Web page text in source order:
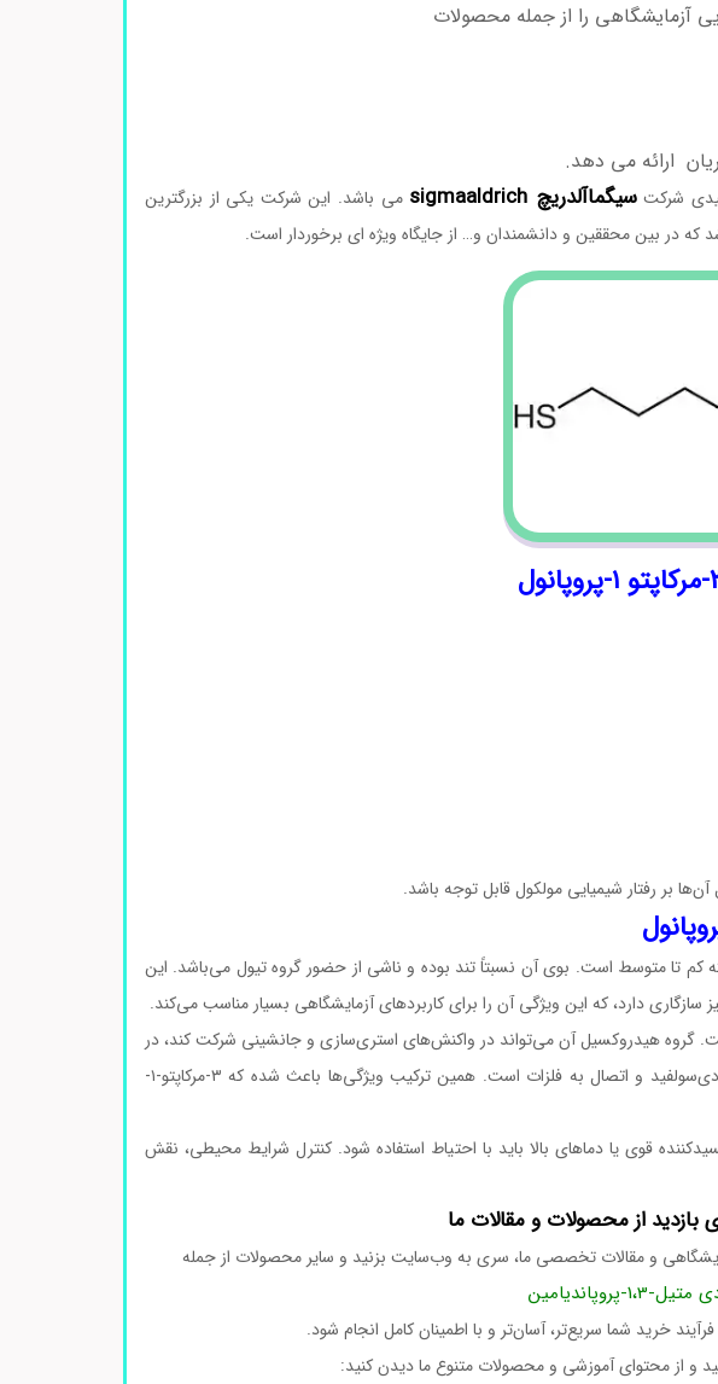
آزمایشگاهی را از جمله محصولات
ارائه می دهد.
شرکتسیگماآلدریچ sigmaaldrich
می باشد. این شرکت یکی از بزرگترین
در بین محققین و دانشمندان و… از جایگاه ویژه ای برخوردار است.
بر رفتار شیمیایی مولکول قابل توجه باشد.
کم تا متوسط است. بوی آن نسبتاً تند بوده و ناشی از حضور گروه تیول می‌باشد. این
دارد، که این ویژگی آن را برای کاربردهای آزمایشگاهی بسیار مناسب می‌کند.
گروه هیدروکسیل آن می‌تواند در واکنش‌های استری‌سازی و جانشینی شرکت کند، در
حالی که گروه تیول مستعد واکنش‌های اکسیداسیون، تشکیل دی‌سولفید و اتصال به فلزات است. همین ترکیب ویژگی‌ها باعث شده که ۳-مرکاپتو-۱-
قوی یا دماهای بالا باید با احتیاط استفاده شود. کنترل شرایط محیطی، نقش
بازدید از محصولات و مقالات ما
و مقالات تخصصی ما، سری به وب‌سایت بزنید و سایر محصولات از جمله
خرید شما سریع‌تر، آسان‌تر و با اطمینان کامل انجام شود.
و از محتوای آموزشی و محصولات متنوع ما دیدن کنید: